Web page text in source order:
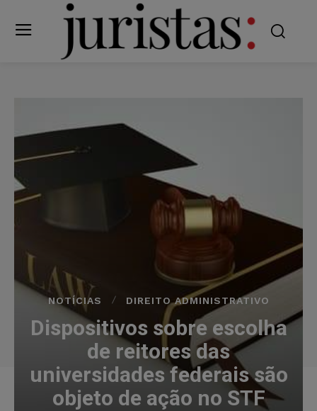
NOTÍCIAS DIREITO ADMINISTRATIVO
Dispositivos sobre escolha
de reitores das
universidades federais são
objeto de ação no STF